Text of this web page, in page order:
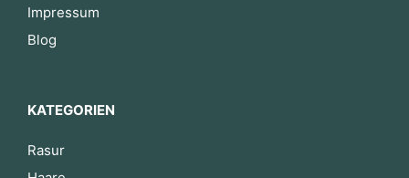
Impressum
Blog
KATEGORIEN
Rasur